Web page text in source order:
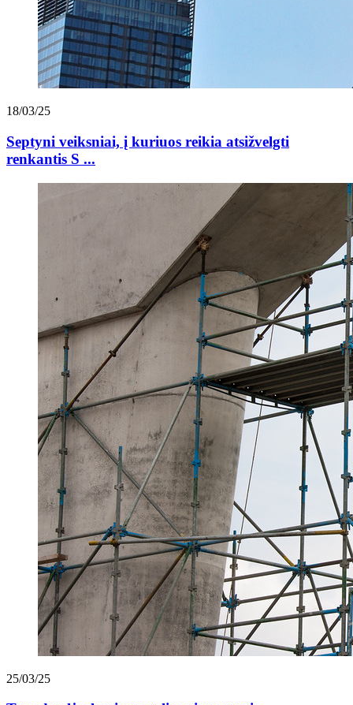
18/03/25
Septyni veiksniai, į kuriuos reikia atsižvelgti
renkantis S ...
25/03/25